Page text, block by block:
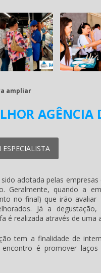
ampliar
AGÊNCIA
adotada pelas
Geralmente, quando a
no final) que irão
Já a
é realizada através de uma
tem a finalidade de
é promover